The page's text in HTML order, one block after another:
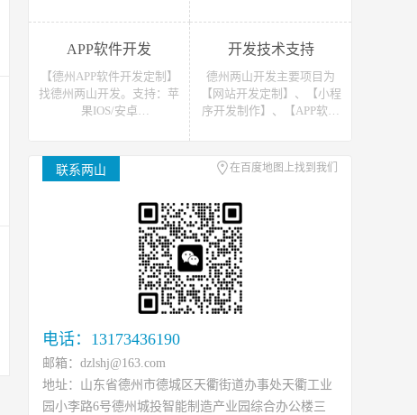
务网站开发、网上商城网站
开发、网站建设开发等，网
站开发报价请联系我们
音）小程序开发制作。获取
小程序开发教程、小程序开
发报价请联系我们
APP软件开发
【德州APP软件开发定制】
找德州两山开发。支持：苹
果IOS/安卓
APP、API开发、H5单页等
移动终端软件开发产品定
开发技术支持
德州两山开发主要项目为
【网站开发定制】、【小程
序开发制作】、【APP软件
发技术支援，可接如上相关
类数据、开发、运维、托管
联系两山 在百度地图上找到我们
电话：13173436190
邮箱：dzlshj@163.com
地址：山东省德州市德城区天衢街道办事处天衢工业
园小李路6号德州城投智能制造产业园综合办公楼三